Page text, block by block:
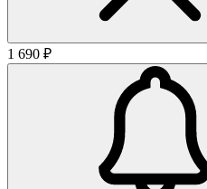
1 690 ₽